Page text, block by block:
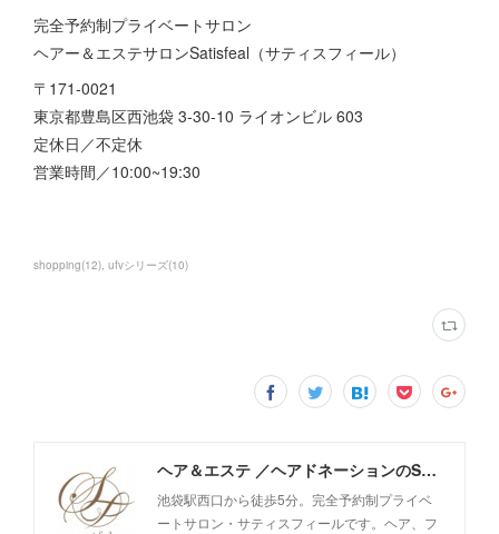
完全予約制プライベートサロン
ヘアー＆エステサロンSatisfeal（サティスフィール）
〒171-0021
東京都豊島区西池袋 3-30-10 ライオンビル 603
定休日／不定休
営業時間／10:00~19:30
shopping(12) ufvシリーズ(10)
ヘア＆エステ ／ヘアドネーションのSatisfeal
池袋駅西口から徒歩5分。完全予約制プライベ
ートサロン・サティスフィールです。ヘア、フ